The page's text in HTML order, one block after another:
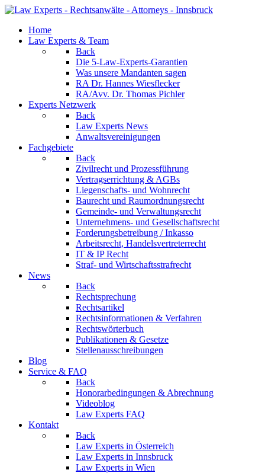
Home
Law Experts & Team
Back
Die 5-Law-Experts-Garantien
Was unsere Mandanten sagen
RA Dr. Hannes Wiesflecker
RA/Avv. Dr. Thomas Pichler
Experts Netzwerk
Back
Law Experts News
Anwaltsvereinigungen
Fachgebiete
Back
Zivilrecht und Prozessführung
Vertragserrichtung & AGBs
Liegenschafts- und Wohnrecht
Baurecht und Raumordnungsrecht
Gemeinde- und Verwaltungsrecht
Unternehmens- und Gesellschaftsrecht
Forderungsbetreibung / Inkasso
Arbeitsrecht, Handelsvertreterrecht
IT & IP Recht
Straf- und Wirtschaftsstrafrecht
News
Back
Rechtsprechung
Rechtsartikel
Rechtsinformationen & Verfahren
Rechtswörterbuch
Publikationen & Gesetze
Stellenausschreibungen
Blog
Service & FAQ
Back
Honorarbedingungen & Abrechnung
Videoblog
Law Experts FAQ
Kontakt
Back
Law Experts in Österreich
Law Experts in Innsbruck
Law Experts in Wien